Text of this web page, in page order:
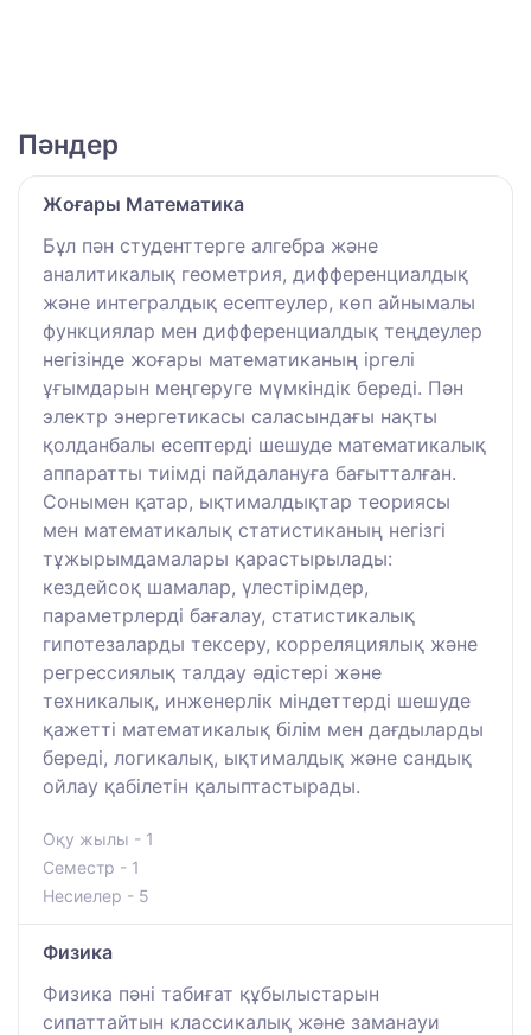
Пәндер
Жоғары Математика
Бұл пән студенттерге алгебра және
аналитикалық геометрия, дифференциалдық
және интегралдық есептеулер, көп айнымалы
функциялар мен дифференциалдық теңдеулер
негізінде жоғары математиканың іргелі
ұғымдарын меңгеруге мүмкіндік береді. Пән
электр энергетикасы саласындағы нақты
қолданбалы есептерді шешуде математикалық
аппаратты тиімді пайдалануға бағытталған.
Сонымен қатар, ықтималдықтар теориясы
мен математикалық статистиканың негізгі
тұжырымдамалары қарастырылады:
кездейсоқ шамалар, үлестірімдер,
параметрлерді бағалау, статистикалық
гипотезаларды тексеру, корреляциялық және
регрессиялық талдау әдістері және
техникалық, инженерлік міндеттерді шешуде
қажетті математикалық білім мен дағдыларды
береді, логикалық, ықтималдық және сандық
ойлау қабілетін қалыптастырады.
Оқу жылы - 1
Семестр - 1
Несиелер - 5
Физика
Физика пәні табиғат құбылыстарын
сипаттайтын классикалық және заманауи